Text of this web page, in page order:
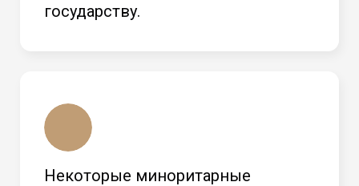
государству.
Некоторые миноритарные